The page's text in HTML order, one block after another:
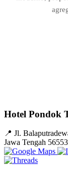
Hotel Pondok
📍 Jl.
Jawa Tengah 56553